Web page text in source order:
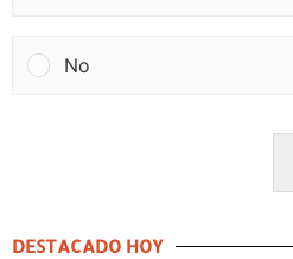
No
DESTACADO HOY